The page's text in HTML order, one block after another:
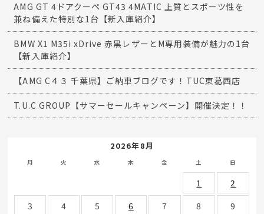
AMG GT 4ドアクーペ GT43 4MATIC 上質とスポーツ性を
兼ね備えた特別な1台【新入庫紹介】
BMW X1 M35i xDrive 赤黒レザーとM専用装備が魅力の1台
【新入庫紹介】
【AMG C４３ 千葉県】ご納車ブログです！TUC東葛西店
T.U.C GROUP【サマーセールキャンペーン】開催決定！！
2026年8月
月 火 水 木 金 土 日
1
2
3
4 5 6 7 8
9